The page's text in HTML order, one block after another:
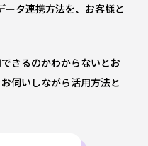
ータ連携方法を、お客様と
きるのかわからないとお
伺いしながら活用方法と